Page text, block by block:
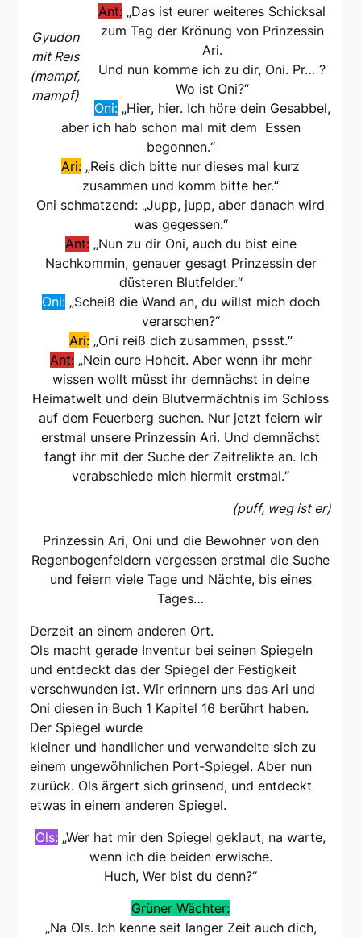
Gyudon
mit Reis
(mampf,
mampf)
Ant: „Das ist eurer weiteres Schicksal
zum Tag der Krönung von Prinzessin
Ari.
Und nun komme ich zu dir, Oni. Pr… ?
Wo ist Oni?“
Oni:„Hier, hier. Ich höre dein Gesabbel,
aber ich hab schon mal mit dem Essen
begonnen.“
Ari: „Reis dich bitte nur dieses mal kurz
zusammen und komm bitte her.“
Oni schmatzend: „Jupp, jupp, aber danach wird
was gegessen.“
Ant:„Nun zu dir Oni, auch du bist eine
Nachkommin, genauer gesagt Prinzessin der
düsteren Blutfelder.“
Oni:„Scheiß die Wand an, du willst mich doch
verarschen?“
Ari:„Oni reiß dich zusammen, pssst.“
Ant:„Nein eure Hoheit. Aber wenn ihr mehr
wissen wollt müsst ihr demnächst in deine
Heimatwelt und dein Blutvermächtnis im Schloss
auf dem Feuerberg suchen. Nur jetzt feiern wir
erstmal unsere Prinzessin Ari. Und demnächst
fangt ihr mit der Suche der Zeitrelikte an. Ich
verabschiede mich hiermit erstmal.“
(puff, weg ist er)
Prinzessin Ari, Oni und die Bewohner von den
Regenbogenfeldern vergessen erstmal die Suche
und feiern viele Tage und Nächte, bis eines
Tages…
Derzeit an einem anderen Ort.
Ols macht gerade Inventur bei seinen Spiegeln
und entdeckt das der Spiegel der Festigkeit
verschwunden ist. Wir erinnern uns das Ari und
Oni diesen in Buch 1 Kapitel 16 berührt haben.
Der Spiegel wurde
kleiner und handlicher und verwandelte sich zu
einem ungewöhnlichen Port-Spiegel. Aber nun
zurück. Ols ärgert sich grinsend, und entdeckt
etwas in einem anderen Spiegel.
Ols: „Wer hat mir den Spiegel geklaut, na warte,
wenn ich die beiden erwische.
Huch, Wer bist du denn?“
Grüner Wächter:
„Na Ols. Ich kenne seit langer Zeit auch dich,